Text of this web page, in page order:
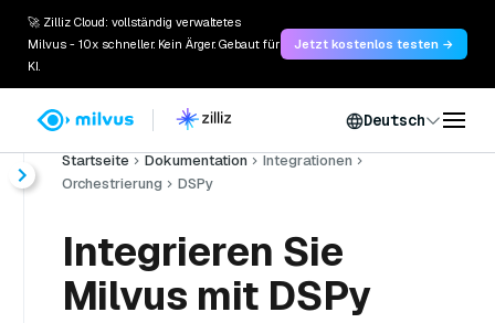
🚀 Zilliz Cloud: vollständig verwaltetes
Milvus - 10x schneller. Kein Ärger. Gebaut für
KI.
Jetzt kostenlos testen →
Deutsch
Startseite Dokumentation
Integrationen
Orchestrierung
DSPy
Integrieren Sie
Milvus mit DSPy